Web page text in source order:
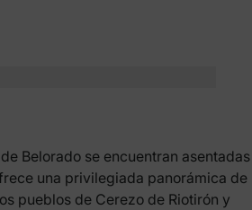
Belorado se encuentran asentadas
una privilegiada panorámica de
pueblos de Cerezo de Riotirón y